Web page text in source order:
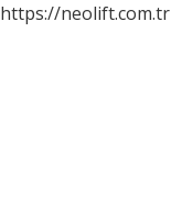
https://neolift.com.tr